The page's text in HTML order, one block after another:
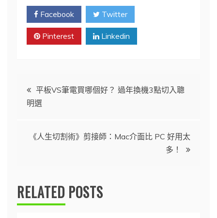
Facebook Twitter
Pinterest Linkedin
文
章
平板VS筆電買哪個好？ 過年換機3點切入聰
明選
《人生切割術》剪接師：Mac介面比 PC 好用太
多！
RELATED POSTS